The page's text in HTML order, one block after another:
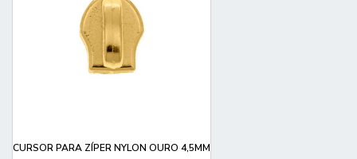
CURSOR PARA ZÍPER NYLON OURO 4,5MM